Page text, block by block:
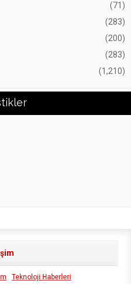
(71)
(283)
(200)
(283)
(1,210)
Teknoloji Haberleri